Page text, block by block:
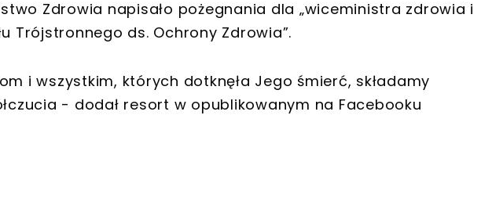
Zdrowia napisało pożegnania dla „wiceministra zdrowia i
Trójstronnego ds. Ochrony Zdrowia”.
i wszystkim, których dotknęła Jego śmierć, składamy
- dodał resort w opublikowanym na Facebooku